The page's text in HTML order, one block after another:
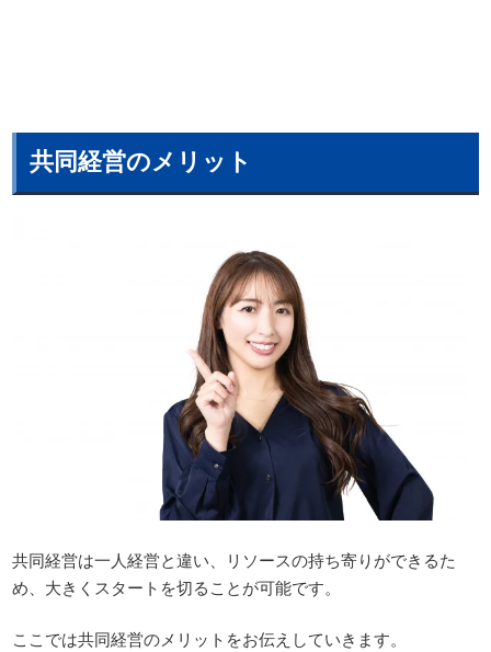
共同経営のメリット
共同経営は一人経営と違い、リソースの持ち寄りができるた
め、大きくスタートを切ることが可能です。
ここでは共同経営のメリットをお伝えしていきます。